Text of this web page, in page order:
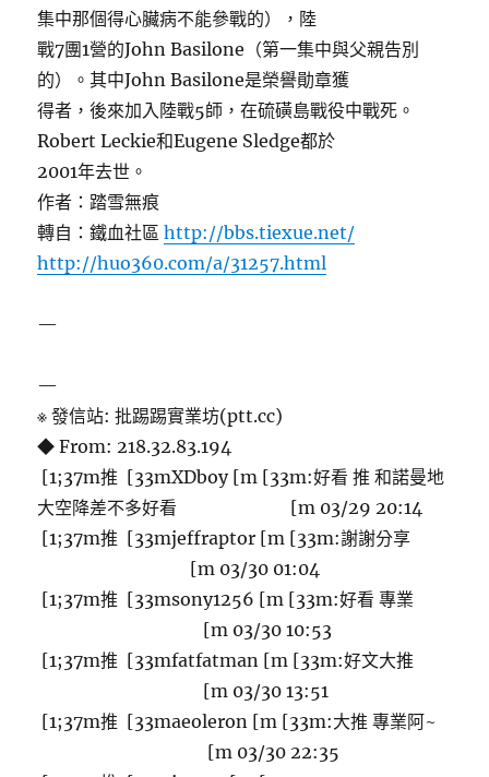
集中那個得心臟病不能參戰的），陸
戰7團1營的John Basilone（第一集中與父親告別
的）。其中John Basilone是榮譽勛章獲
得者，後來加入陸戰5師，在硫磺島戰役中戰死。
Robert Leckie和Eugene Sledge都於
2001年去世。
作者：踏雪無痕
轉自：鐵血社區http://bbs.tiexue.net/
http://huo360.com/a/31257.html
—
—
※ 發信站: 批踢踢實業坊(ptt.cc)
◆ From: 218.32.83.194
[1;37m推 [33mXDboy [m [33m:好看 推 和諾曼地
大空降差不多好看 [m 03/29 20:14
[1;37m推 [33mjeffraptor [m [33m:謝謝分享
[m 03/30 01:04
[1;37m推 [33msony1256 [m [33m:好看 專業
[m 03/30 10:53
[1;37m推 [33mfatfatman [m [33m:好文大推
[m 03/30 13:51
[1;37m推 [33maeoleron [m [33m:大推 專業阿~
[m 03/30 22:35